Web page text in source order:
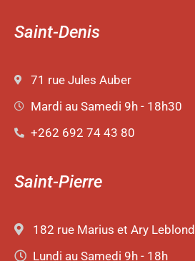
Saint-Denis
71 rue Jules Auber
Mardi au Samedi 9h - 18h30
+262 692 74 43 80
Saint-Pierre
182 rue Marius et Ary Leblond
Lundi au Samedi 9h - 18h